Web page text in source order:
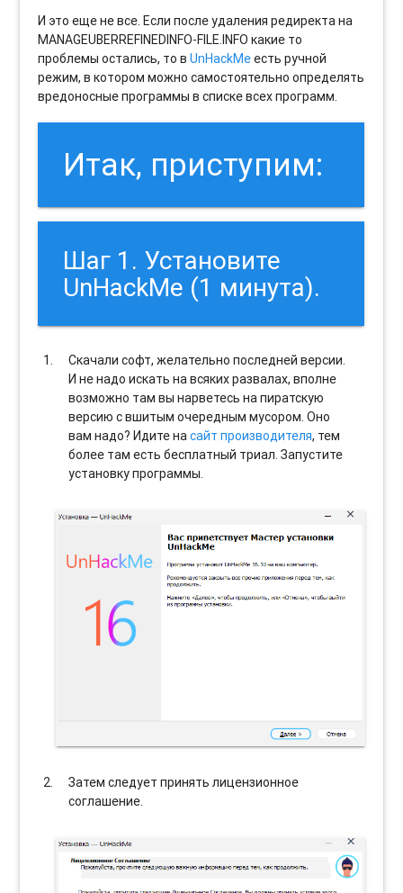
И это еще не все. Если после удаления редиректа на
MANAGEUBERREFINEDINFO-FILE.INFO какие то
проблемы остались, то вUnHackMeесть ручной
режим, в котором можно самостоятельно определять
вредоносные программы в списке всех программ.
Итак, приступим:
Шаг 1. Установите
UnHackMe (1 минута).
Скачали софт, желательно последней версии.
И не надо искать на всяких развалах, вполне
возможно там вы нарветесь на пиратскую
версию с вшитым очередным мусором. Оно
вам надо? Идите насайт производителя, тем
более там есть бесплатный триал. Запустите
установку программы.
Затем следует принять лицензионное
соглашение.